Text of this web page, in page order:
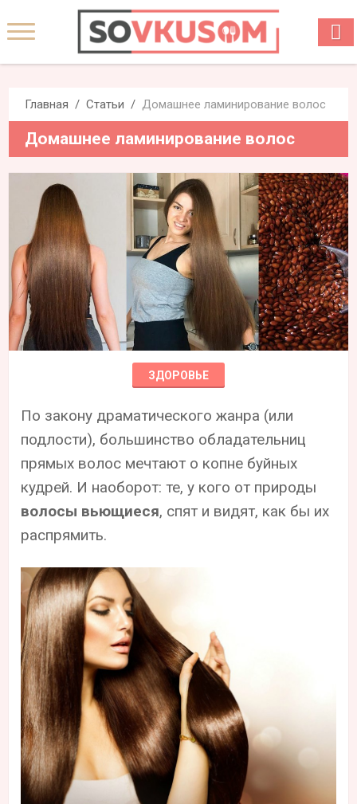
Главная Статьи Домашнее ламинирование волос
Домашнее ламинирование волос
ЗДОРОВЬЕ
По закону драматического жанра (или
подлости), большинство обладательниц
прямых волос мечтают о копне буйных
кудрей. И наоборот: те, у кого от природы
волосы вьющиеся, спят и видят, как бы их
распрямить.